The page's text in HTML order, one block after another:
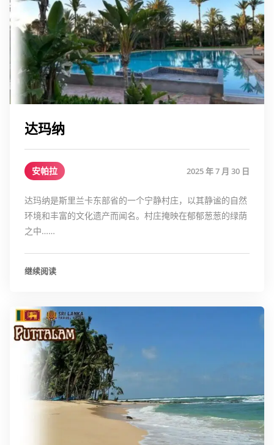
达玛纳
安帕拉 2025 年 7 月 30 日
达玛纳是斯里兰卡东部省的一个宁静村庄，以其静谧的自然
环境和丰富的文化遗产而闻名。村庄掩映在郁郁葱葱的绿荫
之中……
继续阅读